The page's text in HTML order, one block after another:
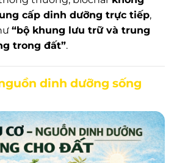
cấp dinh dưỡng trực tiếp,
“bộ khung lưu trữ và trung
trong đất”.
dinh dưỡng sống